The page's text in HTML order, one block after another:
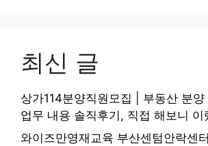
최신 글
상가114분양직원모집 | 부동산 분
업무 내용 솔직후기, 직접 해보니 이
와이즈만영재교육 부산센텀안락센